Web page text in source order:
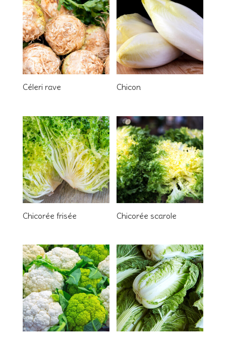
Céleri rave Chicon
Chicorée frisée Chicorée scarole